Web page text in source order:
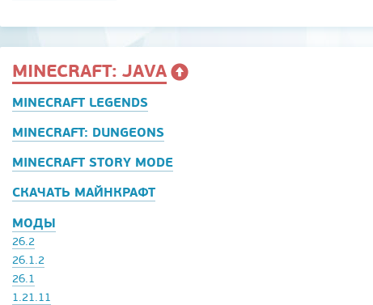
MINECRAFT: JAVA
MINECRAFT LEGENDS
MINECRAFT: DUNGEONS
MINECRAFT STORY MODE
СКАЧАТЬ МАЙНКРАФТ
МОДЫ
26.2
26.1.2
26.1
1.21.11